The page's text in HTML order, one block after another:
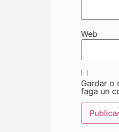
Web
Gardar o
faga un